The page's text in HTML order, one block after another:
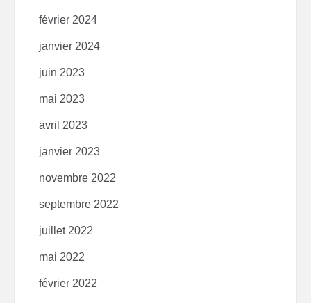
février 2024
janvier 2024
juin 2023
mai 2023
avril 2023
janvier 2023
novembre 2022
septembre 2022
juillet 2022
mai 2022
février 2022